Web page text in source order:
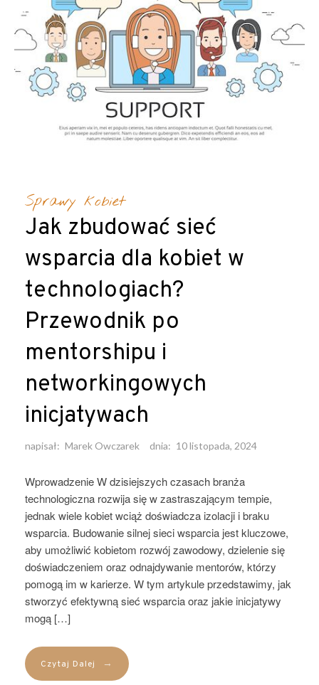
Sprawy kobiet
Jak zbudować sieć
wsparcia dla kobiet w
technologiach?
Przewodnik po
mentorshipu i
networkingowych
inicjatywach
napisał: Marek Owczarek dnia: 10 listopada, 2024
Wprowadzenie W dzisiejszych czasach branża
technologiczna rozwija się w zastraszającym tempie,
jednak wiele kobiet wciąż doświadcza izolacji i braku
wsparcia. Budowanie silnej sieci wsparcia jest kluczowe,
aby umożliwić kobietom rozwój zawodowy, dzielenie się
doświadczeniem oraz odnajdywanie mentorów, którzy
pomogą im w karierze. W tym artykule przedstawimy, jak
stworzyć efektywną sieć wsparcia oraz jakie inicjatywy
mogą […]
Czytaj Dalej →